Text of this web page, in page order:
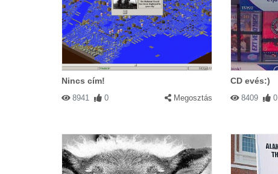
Nincs cím!
8941 0 Megosztás
CD evés:)
8409 0